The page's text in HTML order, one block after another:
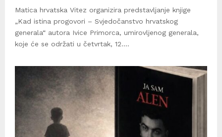
Matica hrvatska Vitez organizira predstavljanje knjige
„Kad istina progovori – Svjedočanstvo hrvatskog
generala“ autora Ivice Primorca, umirovljenog generala,
koje će se održati u četvrtak, 12....